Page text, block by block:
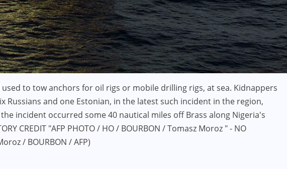
to tow anchors for oil rigs or mobile drilling rigs, at sea. Kidnappers
and one Estonian, in the latest such incident in the region,
incident occurred some 40 nautical miles off Brass along Nigeria's
CREDIT "AFP PHOTO / HO / BOURBON / Tomasz Moroz " - NO
/ BOURBON / AFP)